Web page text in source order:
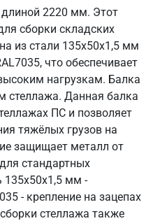
длиной 2220 мм. Этот
сборки складских
из стали 135х50х1,5 мм
что обеспечивает
нагрузкам. Балка
стеллажа. Данная балка
ПС и позволяет
тяжёлых грузов на
защищает металл от
стандартных
135х50х1,5 мм -
- крепление на зацепах
стеллажа также